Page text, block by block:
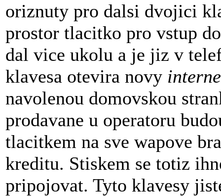
oriznuty pro dalsi dvojici
prostor tlacitko pro vstup
dal vice ukolu a je jiz v
klavesa otevira novy
navolenou domovskou
prodavane u operatoru
tlacitkem na sve wapove
kreditu. Stiskem se totiz
pripojovat. Tyto klavesy